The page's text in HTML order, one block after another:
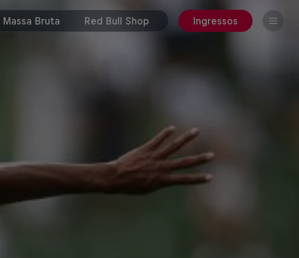
Massa Bruta Red Bull Shop Ingressos